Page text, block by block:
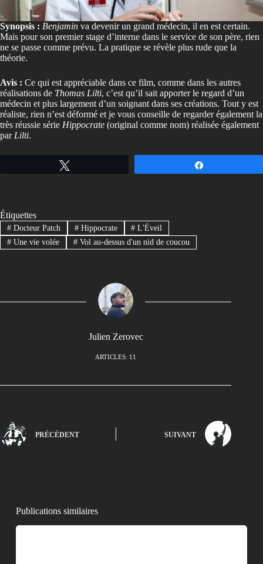
Synopsis : Benjamin va devenir un grand médecin, il en est certain.
Mais pour son premier stage d’interne dans le service de son père, rien
ne se passe comme prévu. La pratique se révèle plus rude que la
théorie.
Avis : Ce qui est appréciable dans ce film, comme dans les autres
réalisations de Thomas Lilti, c’est qu’il sait apporter le regard d’un
médecin et plus largement d’un soignant dans ses créations. Tout y est
réaliste, rien n’est déformé et je vous conseille de regarder également la
très réussie série Hippocrate (original comme nom) réalisée également
parLilti.
Étiquettes
#Docteur Patch #Hippocrate # L'Éveil
#Une vie volée #Vol au-dessus d'un nid de coucou
Julien Zerovec
ARTICLES: 11
PRÉCÉDENT SUIVANT
Publications similaires